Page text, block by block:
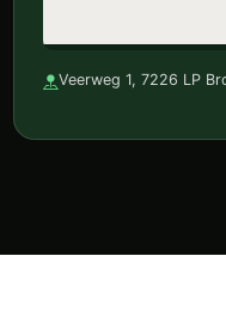
Veerweg 1, 7226 LP